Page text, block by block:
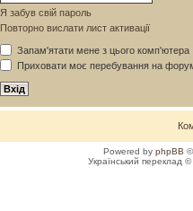
Я забув свій пароль
Повторно вислати лист активації
Запам'ятати мене з цього комп'ютера
Приховати моє перебування на
Powered by phpBB
Український переклад